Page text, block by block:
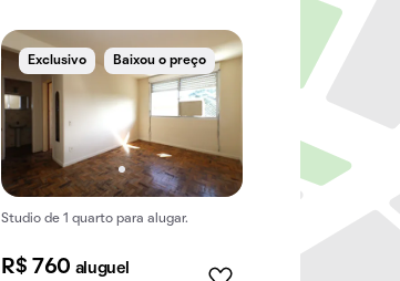
Exclusivo Baixou o preço
Studio de 1 quarto para alugar.
R$ 760 aluguel